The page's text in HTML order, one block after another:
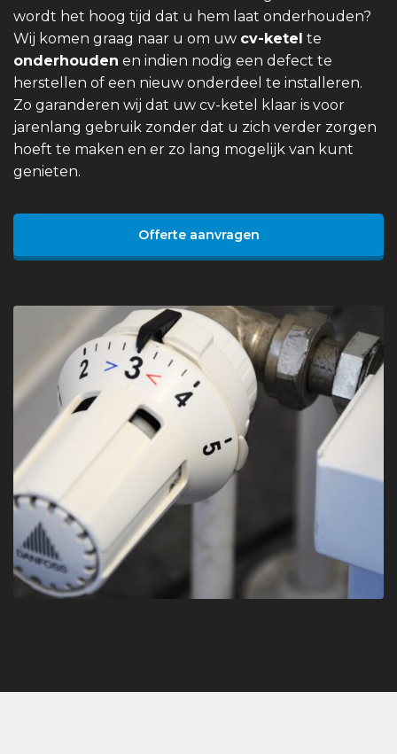
wordt het hoog tijd dat u hem laat onderhouden?
Wij komen graag naar u om uw cv-ketel te
onderhouden en indien nodig een defect te
herstellen of een nieuw onderdeel te installeren.
Zo garanderen wij dat uw cv-ketel klaar is voor
jarenlang gebruik zonder dat u zich verder zorgen
hoeft te maken en er zo lang mogelijk van kunt
genieten.
Offerte aanvragen